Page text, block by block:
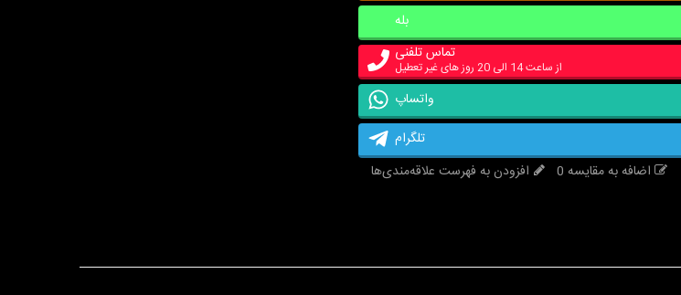
بله
تماس تلفنی
از ساعت 14 الی 20 روز های غیر تعطیل
واتساپ
تلگرام
اضافه به مقایسه 0 افزودن به فهرست علاقه‌مندی‌ها